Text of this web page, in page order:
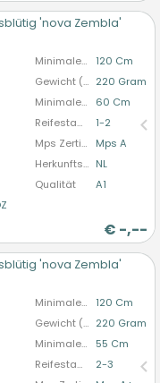
'nova Zembla'
Minimale Stiellänge
120 Cm
Gewicht (durchschn.) 220 Gram
Minimale Blütenstandlänge
60 Cm
Reifestadium
1-2
Mps Zertifizierung
Mps A
Herkunftsland NL
Qualität
A1
€ -,--
kopen.
Hier
'nova Zembla'
Minimale Stiellänge
120 Cm
Gewicht (durchschn.) 220 Gram
Minimale Blütenstandlänge
55 Cm
Reifestadium
2-3
kopen.
Hier